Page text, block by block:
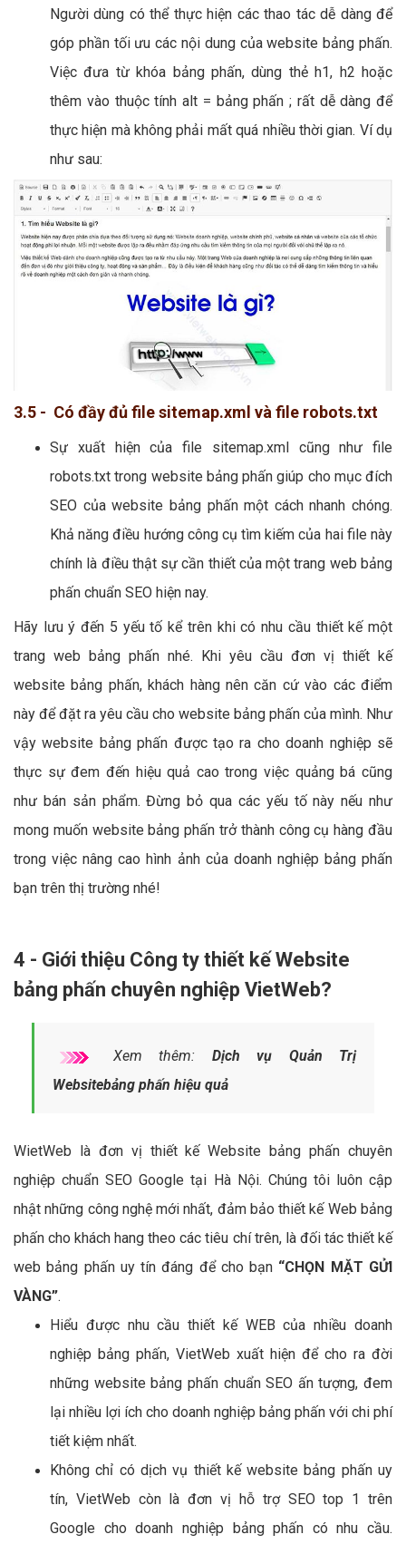
Người dùng có thể thực hiện các thao tác dễ dàng để
góp phần tối ưu các nội dung của website bảng phấn.
Việc đưa từ khóa bảng phấn, dùng thẻ h1, h2 hoặc
thêm vào thuộc tính alt = bảng phấn ; rất dễ dàng để
thực hiện mà không phải mất quá nhiều thời gian. Ví dụ
như sau:
3.5 - Có đầy đủ file sitemap.xml và file robots.txt
Sự xuất hiện của file sitemap.xml cũng như file
robots.txt trong website bảng phấn giúp cho mục đích
SEO của website bảng phấn một cách nhanh chóng.
Khả năng điều hướng công cụ tìm kiếm của hai file này
chính là điều thật sự cần thiết của một trang web bảng
phấn chuẩn SEO hiện nay.
Hãy lưu ý đến 5 yếu tố kể trên khi có nhu cầu thiết kế một
trang web bảng phấn nhé. Khi yêu cầu đơn vị thiết kế
website bảng phấn, khách hàng nên căn cứ vào các điểm
này để đặt ra yêu cầu cho website bảng phấn của mình. Như
vậy website bảng phấn được tạo ra cho doanh nghiệp sẽ
thực sự đem đến hiệu quả cao trong việc quảng bá cũng
như bán sản phẩm. Đừng bỏ qua các yếu tố này nếu như
mong muốn website bảng phấn trở thành công cụ hàng đầu
trong việc nâng cao hình ảnh của doanh nghiệp bảng phấn
bạn trên thị trường nhé!
4 - Giới thiệu Công ty thiết kế Website
bảng phấn chuyên nghiệp VietWeb?
Xem thêm: Dịch vụ Quản Trị
Websitebảng phấn hiệu quả
WietWeb là đơn vị thiết kế Website bảng phấn chuyên
nghiệp chuẩn SEO Google tại Hà Nội. Chúng tôi luôn cập
nhật những công nghệ mới nhất, đảm bảo thiết kế Web bảng
phấn cho khách hang theo các tiêu chí trên, là đối tác thiết kế
web bảng phấn uy tín đáng để cho bạn “CHỌN MẶT GỬI
VÀNG”.
Hiểu được nhu cầu thiết kế WEB của nhiều doanh
nghiệp bảng phấn, VietWeb xuất hiện để cho ra đời
những website bảng phấn chuẩn SEO ấn tượng, đem
lại nhiều lợi ích cho doanh nghiệp bảng phấn với chi phí
tiết kiệm nhất.
Không chỉ có dịch vụ thiết kế website bảng phấn uy
tín, VietWeb còn là đơn vị hỗ trợ SEO top 1 trên
Google cho doanh nghiệp bảng phấn có nhu cầu.